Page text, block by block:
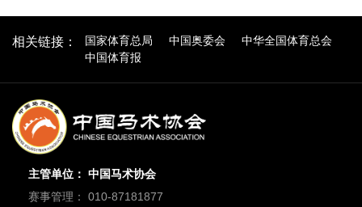
相关链接： 国家体育总局 中国奥委会
中华全国体育总会
中国体育报
主管单位： 中国马术协会
赛事管理： 010-87181877